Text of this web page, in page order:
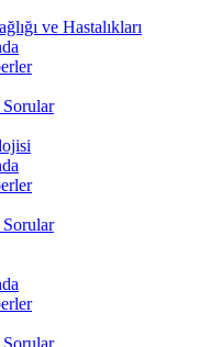
ve Hastalıkları
Sorular
Sorular
Sorular